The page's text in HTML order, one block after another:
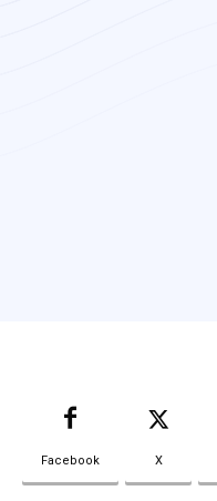
Facebook X